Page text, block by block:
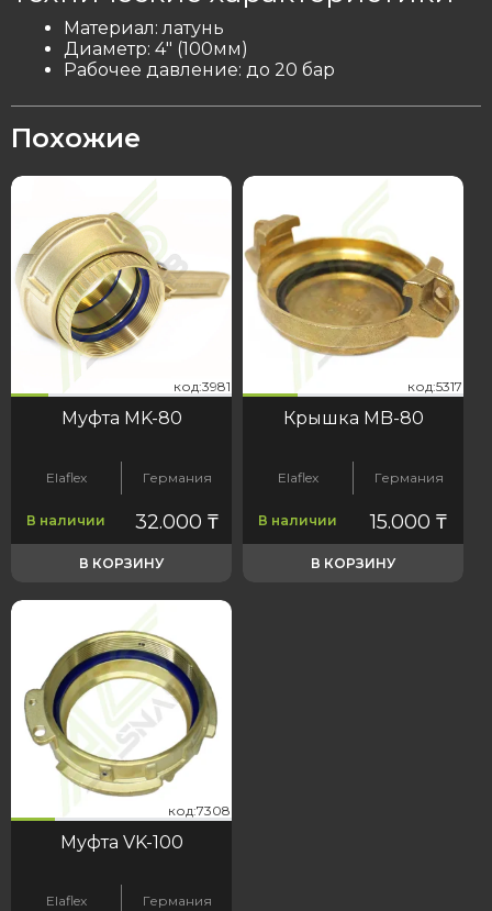
Материал: латунь
Диаметр: 4″ (100мм)
Рабочее давление: до 20 бар
Похожие
код:3981 код:3981
Муфта MK-80
Elaflex Германия
В наличии 32.000 ₸
В КОРЗИНУ
код:5317 код:5317
Крышка MB-80
Elaflex Германия
В наличии 15.000₸
В КОРЗИНУ
код:7308
Муфта VK-100
Elaflex Германия